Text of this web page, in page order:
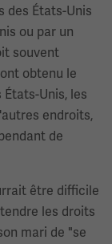
des États-Unis
ou par un
souvent
obtenu le
Unis, les
endroits,
de
être difficile
les droits
mari de "se